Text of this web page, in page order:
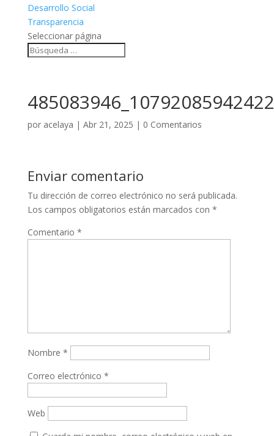
Desarrollo Social
Transparencia
Seleccionar página
por acelaya | Abr 21, 2025 | 0 Comentarios
Enviar comentario
Tu dirección de correo electrónico no será publicada.
Los campos obligatorios están marcados con *
Comentario *
Nombre *
Correo electrónico *
Web